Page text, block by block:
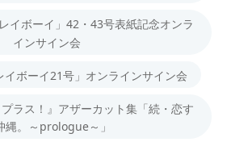
イボーイ」42・43号表紙記念オンラ
インサイン会
ボーイ21号」オンラインサイン会
ラス！』アザーカット集「続・恋す
縄。～prologue～」